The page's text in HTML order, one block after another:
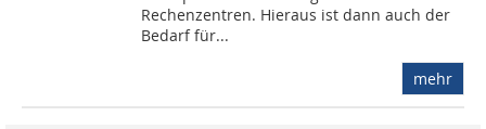
Rechenzentren. Hieraus ist dann auch der
Bedarf für...
mehr